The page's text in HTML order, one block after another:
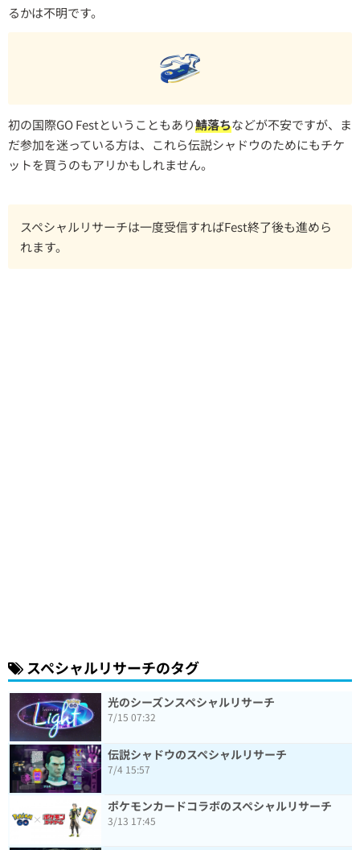
るかは不明です。
初の国際GO Festということもあり鯖落ちなどが不安ですが、ま
だ参加を迷っている方は、これら伝説シャドウのためにもチケ
ットを買うのもアリかもしれません。
スペシャルリサーチは一度受信すればFest終了後も進めら
れます。
スペシャルリサーチのタグ
光のシーズンスペシャルリサーチ
7/15 07:32
伝説シャドウのスペシャルリサーチ
7/4 15:57
ポケモンカードコラボのスペシャルリサーチ
3/13 17:45